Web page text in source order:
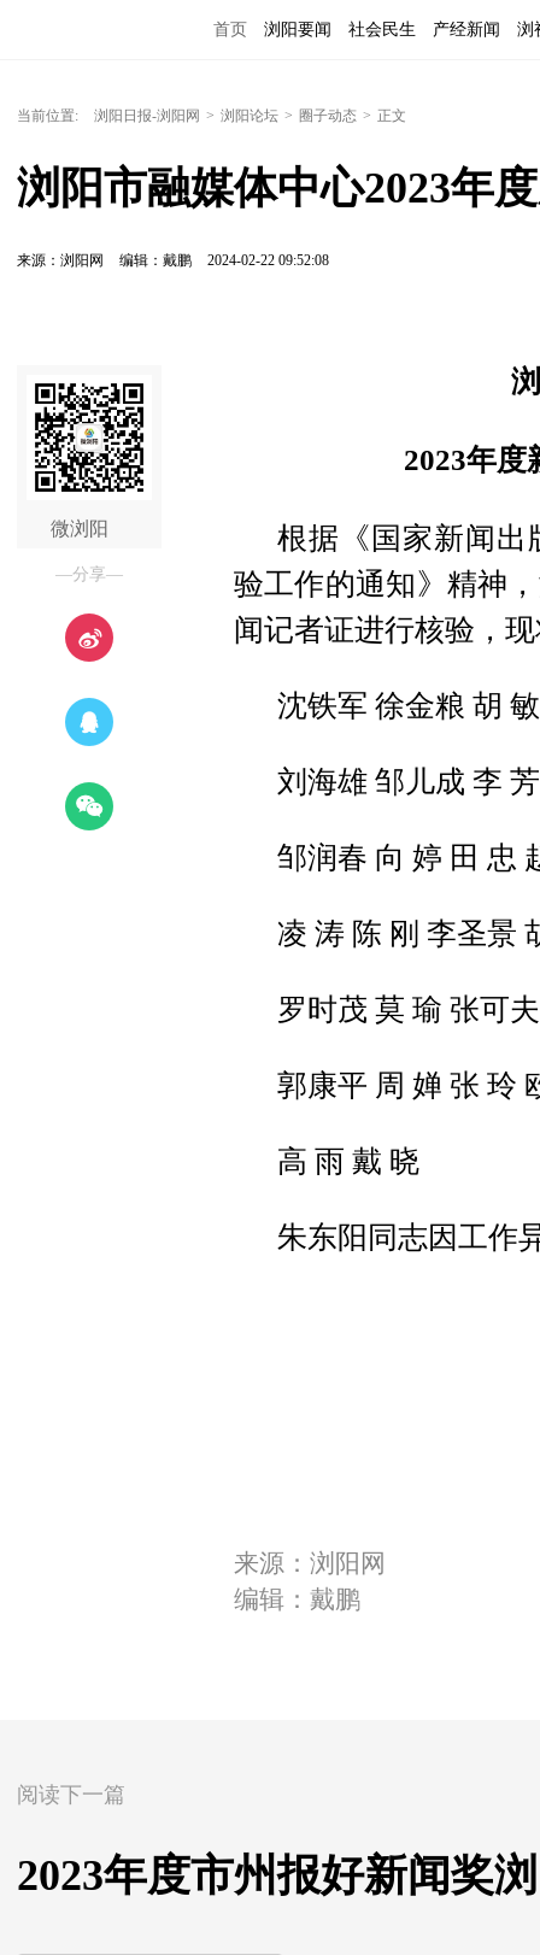
首页 浏阳要闻 社会民生 产经新闻 浏
当前位置: 浏阳日报-浏阳网 > 浏阳论坛 > 圈子动态 > 正文
浏阳市融媒体中心2023年
来源：浏阳网 编辑：戴鹏 2024-02-22 09:52:08
微浏阳
—分享—
2023年度
根据《国家新闻出
验工作的通知》精神
闻记者证进行核验，
沈铁军 徐金粮 胡
刘海雄 邹儿成 李
邹润春 向 婷 田 忠
凌 涛 陈 刚 李圣景
罗时茂 莫 瑜 张可
郭康平 周 婵 张 玲
高 雨 戴 晓
朱东阳同志因工作
来源：浏阳网
编辑：戴鹏
阅读下一篇
2023年度市州报好新闻奖